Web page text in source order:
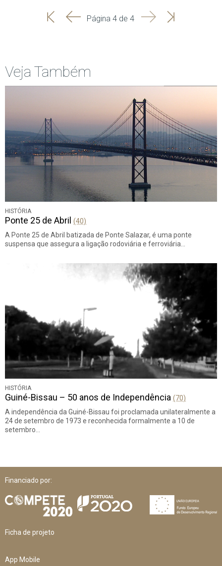
'
'
Página 4 de 4 SeguinteÚltima
Veja Também
HISTÓRIA
Ponte 25 de Abril (40)
A Ponte 25 de Abril batizada de Ponte Salazar, é uma ponte
suspensa que assegura a ligação rodoviária e ferroviária…
HISTÓRIA
Guiné-Bissau – 50 anos de Independência (70)
A independência da Guiné-Bissau foi proclamada unilateralmente a
24 de setembro de 1973 e reconhecida formalmente a 10 de
setembro…
Financiado por:
Ficha de projeto
App Mobile